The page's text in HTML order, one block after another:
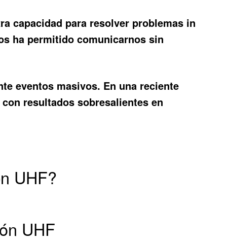
capacidad para resolver problemas in
ha permitido comunicarnos sin
eventos masivos. En una reciente
resultados sobresalientes en
UHF?
UHF